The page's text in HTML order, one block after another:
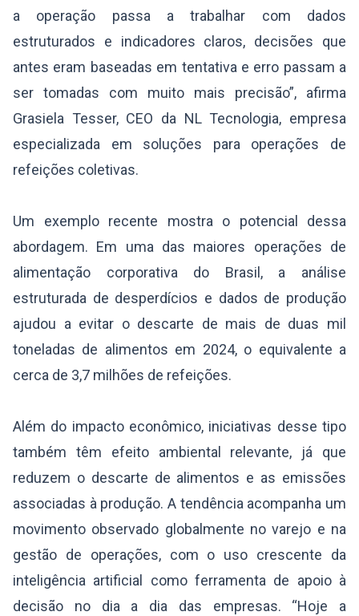
a operação passa a trabalhar com dados
estruturados e indicadores claros, decisões que
antes eram baseadas em tentativa e erro passam a
ser tomadas com muito mais precisão”, afirma
Grasiela Tesser, CEO da NL Tecnologia, empresa
especializada em soluções para operações de
refeições coletivas.
Um exemplo recente mostra o potencial dessa
abordagem. Em uma das maiores operações de
alimentação corporativa do Brasil, a análise
estruturada de desperdícios e dados de produção
ajudou a evitar o descarte de mais de duas mil
toneladas de alimentos em 2024, o equivalente a
cerca de 3,7 milhões de refeições.
Além do impacto econômico, iniciativas desse tipo
também têm efeito ambiental relevante, já que
reduzem o descarte de alimentos e as emissões
associadas à produção. A tendência acompanha um
movimento observado globalmente no varejo e na
gestão de operações, com o uso crescente da
inteligência artificial como ferramenta de apoio à
decisão no dia a dia das empresas. “Hoje a